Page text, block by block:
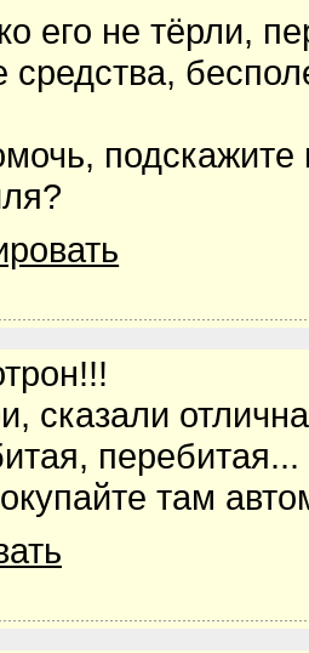
его не тёрли,
средства,
подскажите
сказали
перебитая...
там